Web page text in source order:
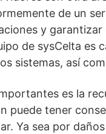
de un
y
de sysCelta es
sistemas, así
es la
puede tener
Ya sea por